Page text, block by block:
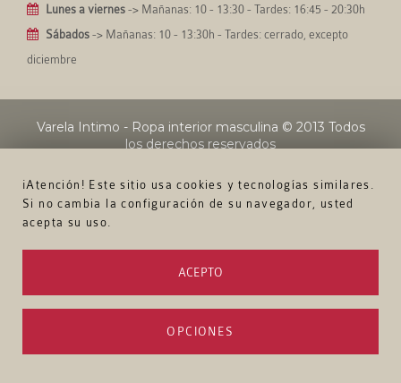
¡Atención! Este sitio usa cookies y tecnologías similares.
Si no cambia la configuración de su navegador, usted
acepta su uso.
ACEPTO
OPCIONES
Lunes a viernes -> Mañanas: 10 - 13:30 - Tardes: 16:45 - 20:30h
Sábados -> Mañanas: 10 - 13:30h - Tardes: cerrado, excepto
diciembre
Varela Intimo - Ropa interior masculina © 2013 Todos
los derechos reservados